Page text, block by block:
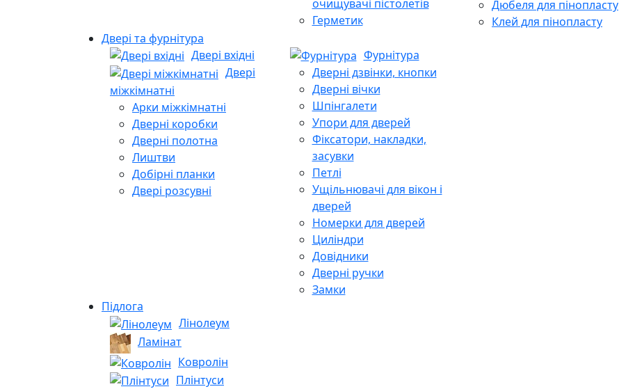
очищувачі пістолетів
Герметик
Дюбеля для пінопласту
Клей для пінопласту
Двері та фурнітура
Двері вхідні
Двері
міжкімнатні
Арки міжкімнатні
Дверні коробки
Дверні полотна
Лиштви
Добірні планки
Двері розсувні
Фурнітура
Дверні дзвінки, кнопки
Дверні вічки
Шпінгалети
Упори для дверей
Фіксатори, накладки,
засувки
Петлі
Ущільнювачі для вікон і
дверей
Номерки для дверей
Циліндри
Довідники
Дверні ручки
Замки
Підлога
Лінолеум
Ламінат
Ковролін
Плінтуси